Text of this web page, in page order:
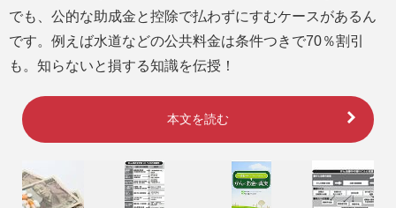
でも、公的な助成金と控除で払わずにすむケースがあるん
です。例えば水道などの公共料金は条件つきで70％割引
も。知らないと損する知識を伝授！
本文を読む